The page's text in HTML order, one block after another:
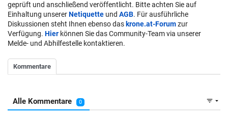
geprüft und anschließend veröffentlicht. Bitte achten Sie auf
Einhaltung unsererNetiquette und AGB. Für ausführliche
Diskussionen steht Ihnen ebenso das krone.at-Forumzur
Verfügung. Hier können Sie das Community-Team via unserer
Melde- und Abhilfestelle kontaktieren.